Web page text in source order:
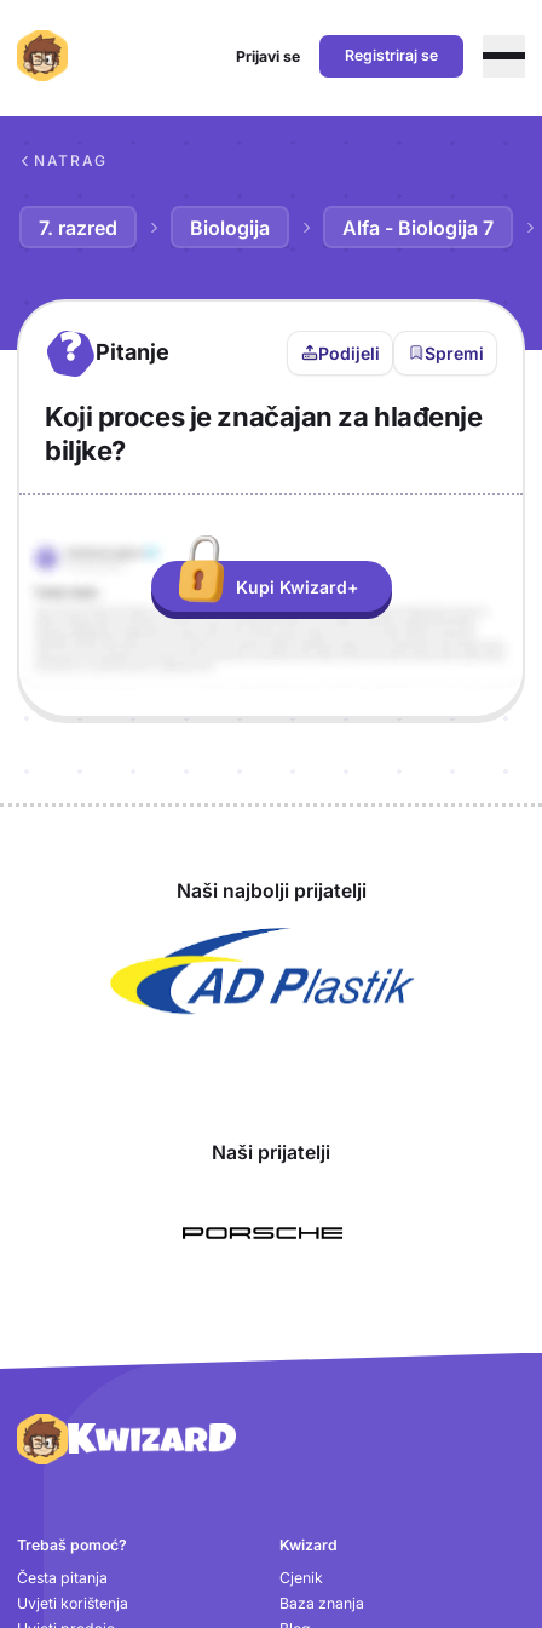
Prijavi se Registriraj se
NATRAG
7. razred Biologija Alfa - Biologija 7
? Pitanje Podijeli Spremi
Koji proces je značajan za hlađenje
biljke?
Odgovor
Objašnjenje
Kupi Kwizard+
Naši najbolji prijatelji
Naši prijatelji
Podnožje
Trebaš pomoć?
Česta pitanja
Uvjeti korištenja
Kwizard
Cjenik
Baza znanja